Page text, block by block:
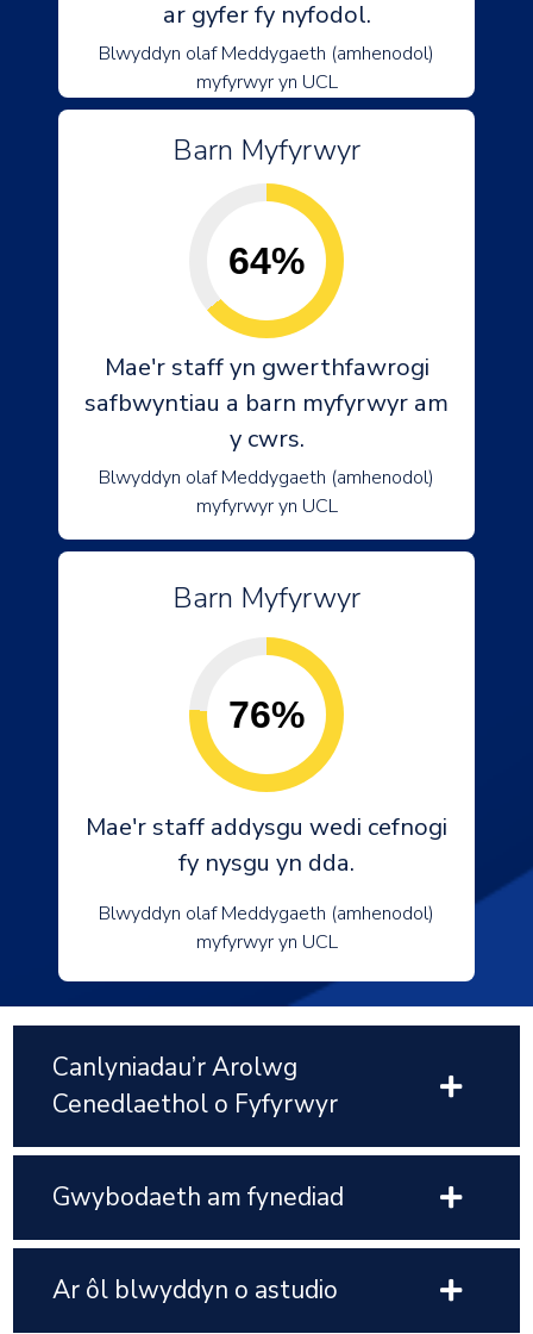
ar gyfer fy nyfodol.
Blwyddyn olaf Meddygaeth (amhenodol)
myfyrwyr yn UCL
Barn Myfyrwyr
64%
Mae'r staff yn gwerthfawrogi
safbwyntiau a barn myfyrwyr am
y cwrs.
Blwyddyn olaf Meddygaeth (amhenodol)
myfyrwyr yn UCL
Barn Myfyrwyr
76%
Mae'r staff addysgu wedi cefnogi
fy nysgu yn dda.
Blwyddyn olaf Meddygaeth (amhenodol)
myfyrwyr yn UCL
Canlyniadau’r Arolwg
Cenedlaethol o Fyfyrwyr
Gwybodaeth am fynediad
Ar ôl blwyddyn o astudio